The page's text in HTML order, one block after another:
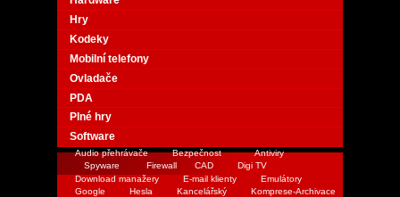
Hry
Kodeky
Mobilní telefony
Ovladače
PDA
Plné hry
Software
Audio přehrávače Bezpečnost
Antiviry
Spyware
Firewall CAD
Digi TV
Download manažery
E-mail klienty
Emulátory
Google
Hesla Kancelářský
Komprese-Archivace